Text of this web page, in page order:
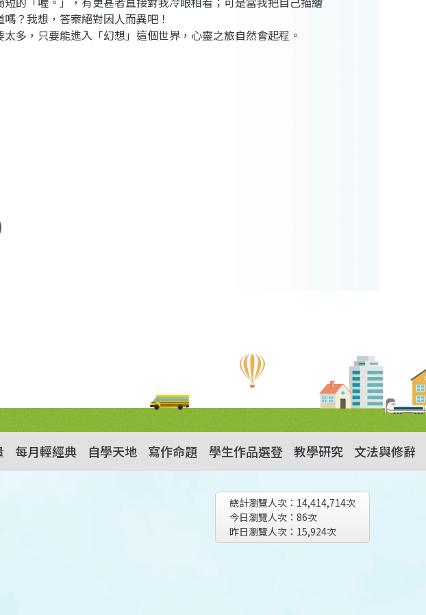
？我想，答案絕對因人而異吧！
，只要能進入「幻想」這個世界，心靈之旅自然會起程。
每月輕經典 自學天地 寫作命題 學生作品選登 教學研究 文法與修辭
總計瀏覽人次： 14,414,714次
今日瀏覽人次： 86次
昨日瀏覽人次： 15,924次